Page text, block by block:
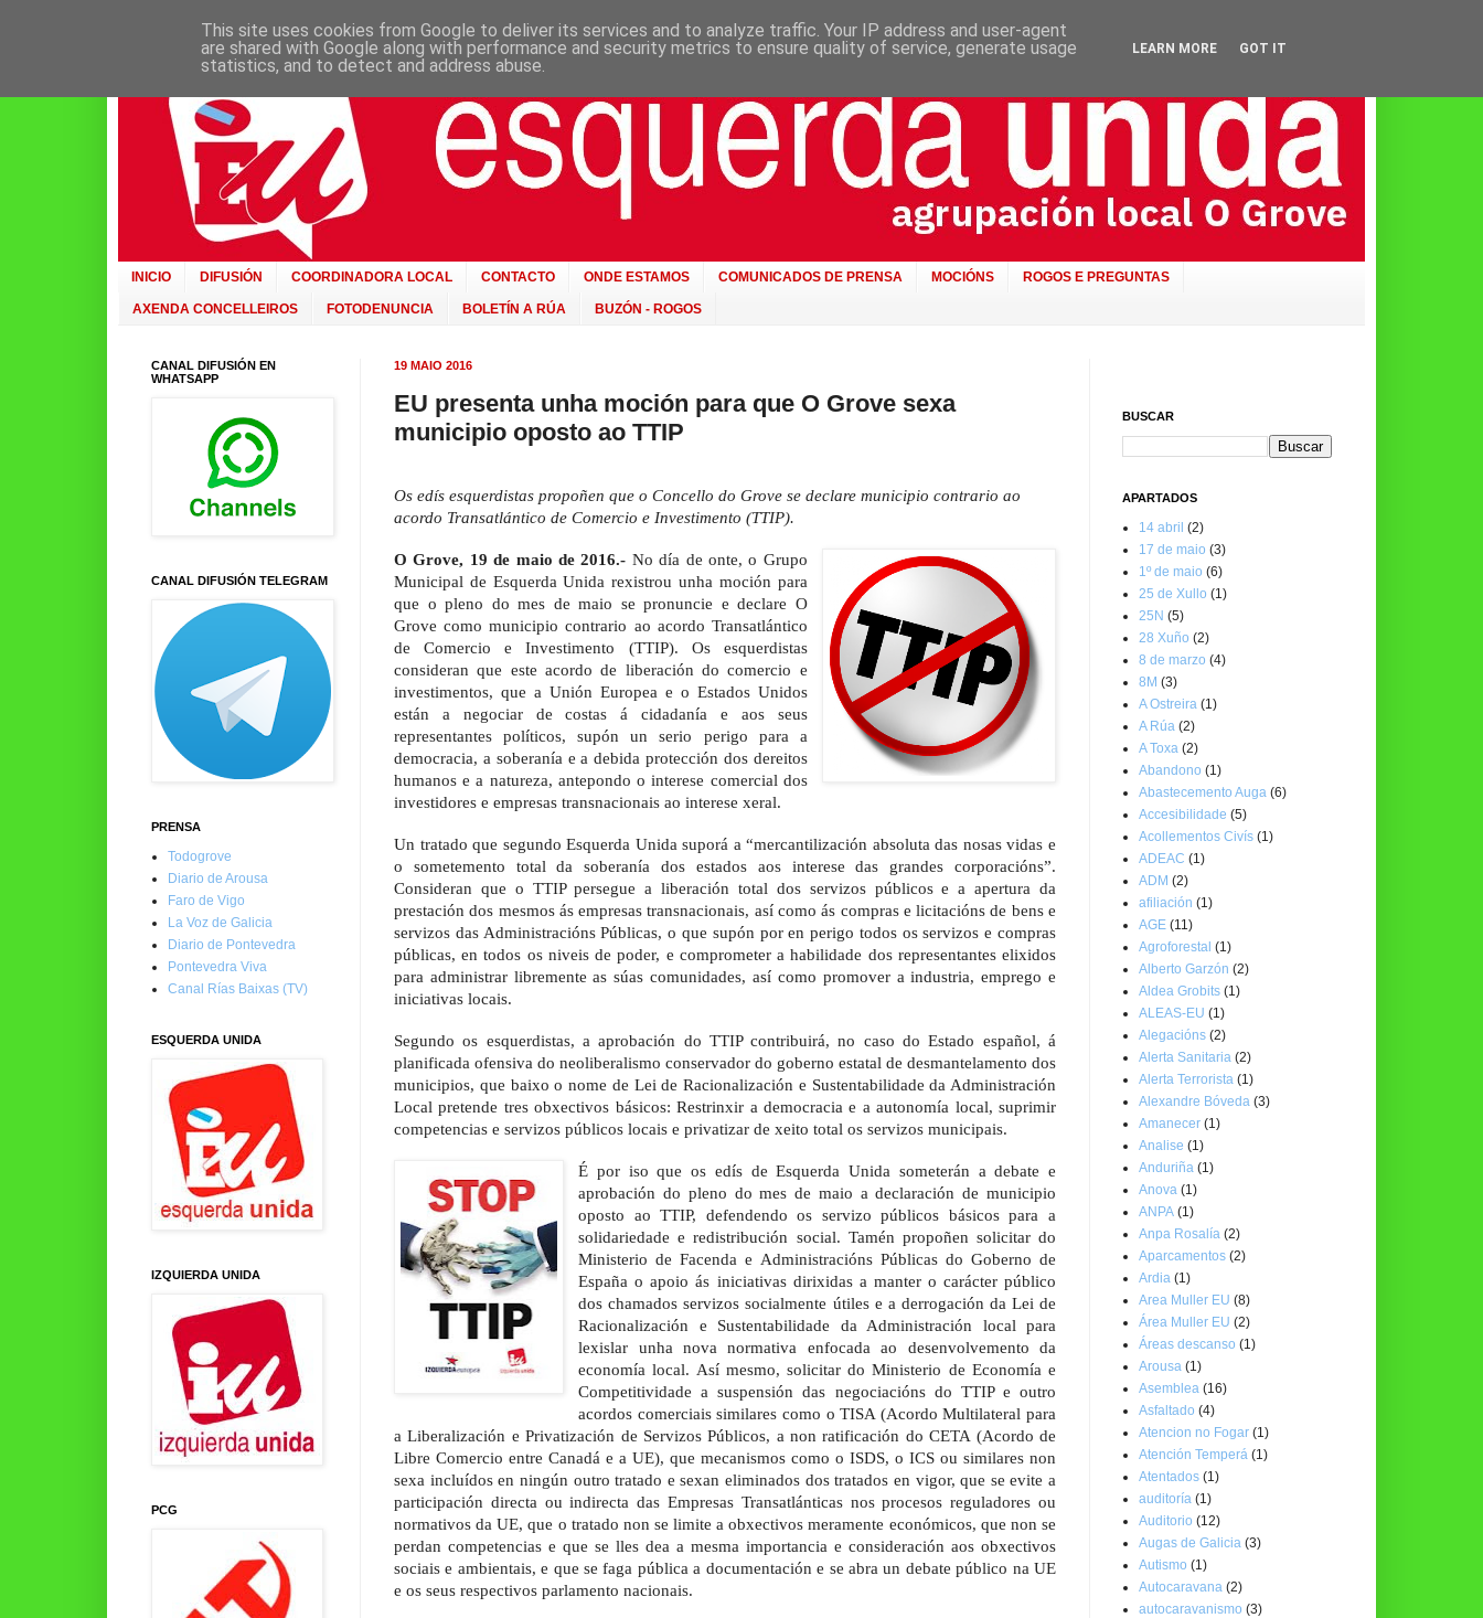
INICIO DIFUSIÓN COORDINADORA LOCAL CONTACTO ONDE ESTAMOS COMUNICADOS DE PRENSA MOCIÓNS ROGOS E PREGUNTAS
AXENDA CONCELLEIROS FOTODENUNCIA BOLETÍN A RÚA BUZÓN - ROGOS
19 MAIO 2016
EU presenta unha moción para que O Grove sexa
municipio oposto ao TTIP
Os edís esquerdistas propoñen que o Concello do Grove se declare municipio contrario ao
acordo Transatlántico de Comercio e Investimento (TTIP).
O Grove, 19 de maio de 2016.- No día de onte, o Grupo
Municipal de Esquerda Unida rexistrou unha moción para
que o pleno do mes de maio se pronuncie e declare O
Grove como municipio contrario ao acordo Transatlántico
de Comercio e Investimento (TTIP). Os esquerdistas
consideran que este acordo de liberación do comercio e
investimentos, que a Unión Europea e o Estados Unidos
están a negociar de costas á cidadanía e aos seus
representantes políticos, supón un serio perigo para a
democracia, a soberanía e a debida protección dos dereitos
humanos e a natureza, antepondo o interese comercial dos
investidores e empresas transnacionais ao interese xeral.
Un tratado que segundo Esquerda Unida suporá a “mercantilización absoluta das nosas vidas e
o sometemento total da soberanía dos estados aos interese das grandes corporacións”.
Consideran que o TTIP persegue a liberación total dos servizos públicos e a apertura da
prestación dos mesmos ás empresas transnacionais, así como ás compras e licitacións de bens e
servizos das Administracións Públicas, o que supón por en perigo todos os servizos e compras
públicas, en todos os niveis de poder, e comprometer a habilidade dos representantes elixidos
para administrar libremente as súas comunidades, así como promover a industria, emprego e
iniciativas locais.
Segundo os esquerdistas, a aprobación do TTIP contribuirá, no caso do Estado español, á
planificada ofensiva do neoliberalismo conservador do goberno estatal de desmantelamento dos
municipios, que baixo o nome de Lei de Racionalización e Sustentabilidade da Administración
Local pretende tres obxectivos básicos: Restrinxir a democracia e a autonomía local, suprimir
competencias e servizos públicos locais e privatizar de xeito total os servizos municipais.
É por iso que os edís de Esquerda Unida someterán a debate e
aprobación do pleno do mes de maio a declaración de municipio
oposto ao TTIP, defendendo os servizo públicos básicos para a
solidariedade e redistribución social. Tamén propoñen solicitar do
Ministerio de Facenda e Administracións Públicas do Goberno de
España o apoio ás iniciativas dirixidas a manter o carácter público
dos chamados servizos socialmente útiles e a derrogación da Lei de
Racionalización e Sustentabilidade da Administración local para
lexislar unha nova normativa enfocada ao desenvolvemento da
economía local. Así mesmo, solicitar do Ministerio de Economía e
Competitividade a suspensión das negociacións do TTIP e outro
acordos comerciais similares como o TISA (Acordo Multilateral para
a Liberalización e Privatización de Servizos Públicos, a non ratificación do CETA (Acordo de
Libre Comercio entre Canadá e a UE), que mecanismos como o ISDS, o ICS ou similares non
sexa incluídos en ningún outro tratado e sexan eliminados dos tratados en vigor, que se evite a
participación directa ou indirecta das Empresas Transatlánticas nos procesos reguladores ou
normativos da UE, que o tratado non se limite a obxectivos meramente económicos, que non se
perdan competencias e que se lles dea a mesma importancia e consideración aos obxectivos
sociais e ambientais, e que se faga pública a documentación e se abra un debate público na UE
e os seus respectivos parlamento nacionais.
CANAL DIFUSIÓN EN
WHATSAPP
CANAL DIFUSIÓN TELEGRAM
PRENSA
Todogrove
Diario de Arousa
Faro de Vigo
La Voz de Galicia
Diario de Pontevedra
Pontevedra Viva
Canal Rías Baixas (TV)
ESQUERDA UNIDA
IZQUIERDA UNIDA
PCG
BUSCAR
APARTADOS
14 abril (2)
17 de maio (3)
1º de maio (6)
25 de Xullo (1)
25N (5)
28 Xuño (2)
8 de marzo (4)
8M (3)
A Ostreira (1)
A Rúa (2)
A Toxa (2)
Abandono (1)
Abastecemento Auga (6)
Accesibilidade (5)
Acollementos Civís (1)
ADEAC (1)
ADM (2)
afiliación (1)
AGE (11)
Agroforestal (1)
Alberto Garzón (2)
Aldea Grobits (1)
ALEAS-EU (1)
Alegacións (2)
Alerta Sanitaria (2)
Alerta Terrorista (1)
Alexandre Bóveda (3)
Amanecer (1)
Analise (1)
Anduriña (1)
Anova (1)
ANPA (1)
Anpa Rosalía (2)
Aparcamentos (2)
Ardia (1)
Area Muller EU (8)
Área Muller EU (2)
Áreas descanso (1)
Arousa (1)
Asemblea (16)
Asfaltado (4)
Atencion no Fogar (1)
Atención Temperá (1)
Atentados (1)
auditoría (1)
Auditorio (12)
Augas de Galicia (3)
Autismo (1)
Autocaravana (2)
autocaravanismo (3)
This site uses cookies from Google to deliver its services and to analyze traffic. Your IP address and user-agent
are shared with Google along with performance and security metrics to ensure quality of service, generate usage
statistics, and to detect and address abuse.
LEARN MORE GOT IT